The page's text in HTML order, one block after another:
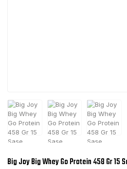
Big Joy Big Whey Go Protein 458 Gr 15